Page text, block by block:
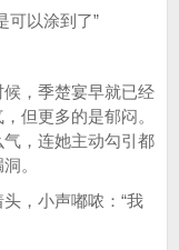
以涂到了”
，季楚宴早就已经
但更多的是郁闷。
，连她主动勾引都
。
，小声嘟哝：“我